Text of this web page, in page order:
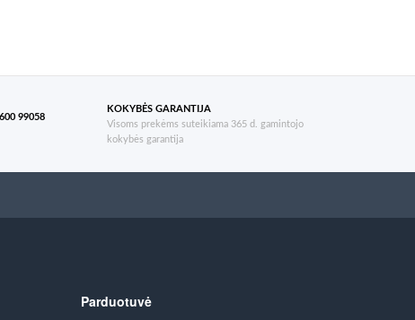
99058
KOKYBĖS GARANTIJA
Visoms prekėms suteikiama 365 d. gamintojo
kokybės garantija
Parduotuvė